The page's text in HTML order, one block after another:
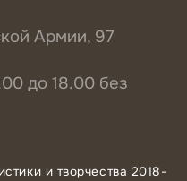
Армии, 97
до 18.00 без
и творчества 2018-